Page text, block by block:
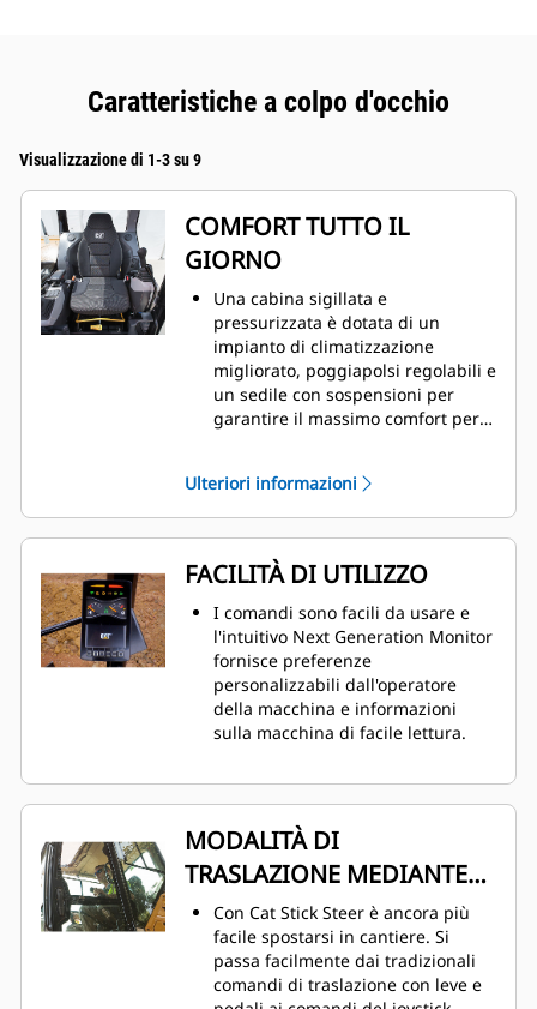
Caratteristiche a colpo d'occhio
Visualizzazione di 1-3 su 9
COMFORT TUTTO IL
GIORNO
Una cabina sigillata e
pressurizzata è dotata di un
impianto di climatizzazione
migliorato, poggiapolsi regolabili e
un sedile con sospensioni per
garantire il massimo comfort per
Ulteriori informazioni
FACILITÀ DI UTILIZZO
I comandi sono facili da usare e
l'intuitivo Next Generation Monitor
fornisce preferenze
personalizzabili dall'operatore
della macchina e informazioni
sulla macchina di facile lettura.
MODALITÀ DI
TRASLAZIONE MEDIANTE
STERZO AVAMBRACCIO
Con Cat Stick Steer è ancora più
facile spostarsi in cantiere. Si
passa facilmente dai tradizionali
comandi di traslazione con leve e